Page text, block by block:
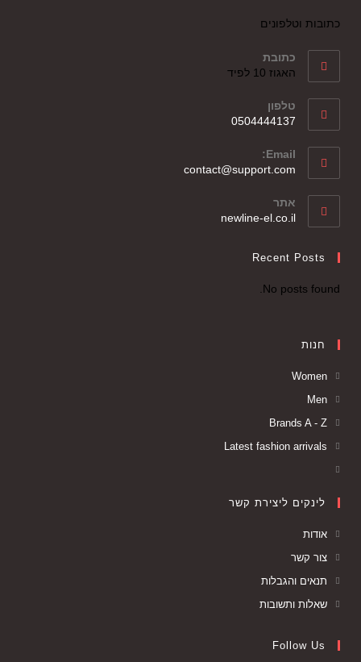
כתובות וטלפונים
כתובת
האגוז 10 לפיד
טלפון
0504444137
Email:
contact@support.com
אתר
newline-el.co.il
Recent Posts
No posts found.
חנות
Women
Men
Brands A - Z
Latest fashion arrivals
לינקים ליצירת קשר
אודות
צור קשר
תנאים והגבלות
שאלות ותשובות
Follow Us